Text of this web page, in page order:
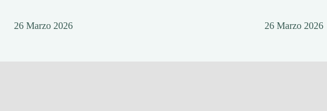
26 Marzo 2026 26 Marzo 2026